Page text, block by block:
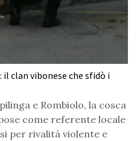
il clan vibonese che sfidò i
e Rombiolo, la cosca
come referente locale
per rivalità violente e